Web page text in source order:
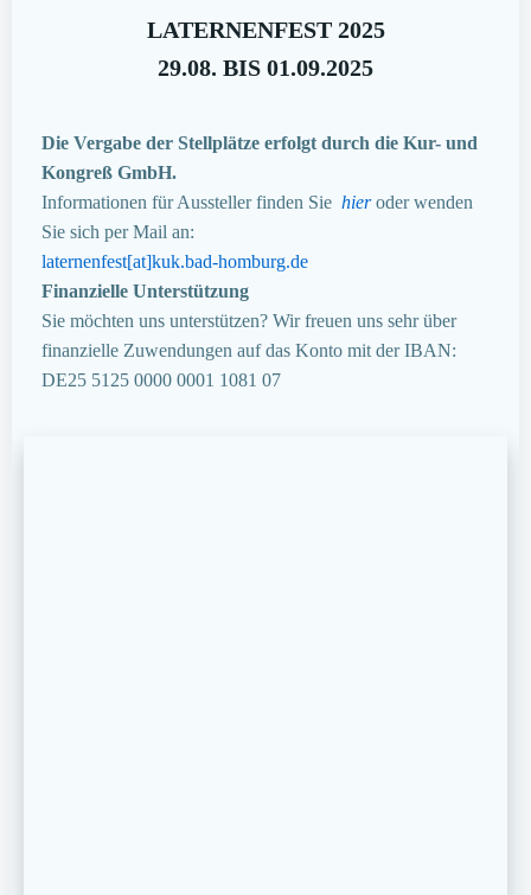
LATERNENFEST 2025
29.08. BIS 01.09.2025
Die Vergabe der Stellplätze erfolgt durch die Kur- und
Kongreß GmbH.
Informationen für Aussteller finden Sie hieroder wenden
Sie sich per Mail an:
laternenfest[at]kuk.bad-homburg.de
Finanzielle Unterstützung
Sie möchten uns unterstützen? Wir freuen uns sehr über
finanzielle Zuwendungen auf das Konto mit der IBAN:
DE25 5125 0000 0001 1081 07